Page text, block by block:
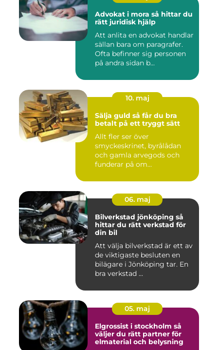
Advokat i mora så hittar du
rätt juridisk hjälp
Att anlita en advokat handlar
sällan bara om paragrafer.
Ofta befinner sig personen
på andra sidan b...
10. maj
Sälja guld så får du bra
betalt på ett tryggt sätt
Allt fler ser över
smyckeskrinet, byrålådan
och gamla arvegods och
funderar på om
06. maj
Bilverkstad jönköping så
hittar du rätt verkstad för
din bil
Att välja bilverkstad är ett av
de viktigaste besluten en
bilägare i Jönköping tar. En
bra verkstad ...
05. maj
Elgrossist i stockholm så
väljer du rätt partner för
elmaterial och belysning